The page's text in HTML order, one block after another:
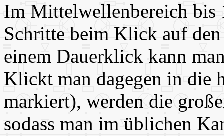
Im Mittelwellenbereich
Schritte beim Klick auf
einem Dauerklick kann
Klickt man dagegen in die
markiert), werden die
sodass man im üblichen